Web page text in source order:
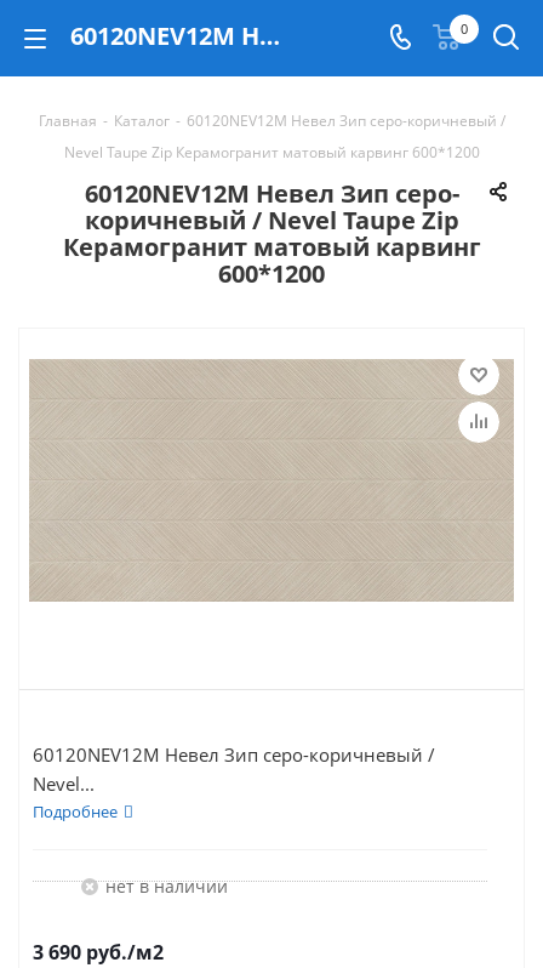
60120NEV12M Невел Зип серо-коричневый / Nevel Taupe Zip Керамогранит матовый карвинг 600*1200 - купить в Екатеринбурге 0
Главная - Каталог - 60120NEV12M Невел Зип серо-коричневый /
Nevel Taupe Zip Керамогранит матовый карвинг 600*1200
60120NEV12M Невел Зип серо-
коричневый / Nevel Taupe Zip
Керамогранит матовый карвинг
600*1200
60120NEV12M Невел Зип серо-коричневый /
Nevel...
Подробнее
Нет в наличии
3 690 руб./м2